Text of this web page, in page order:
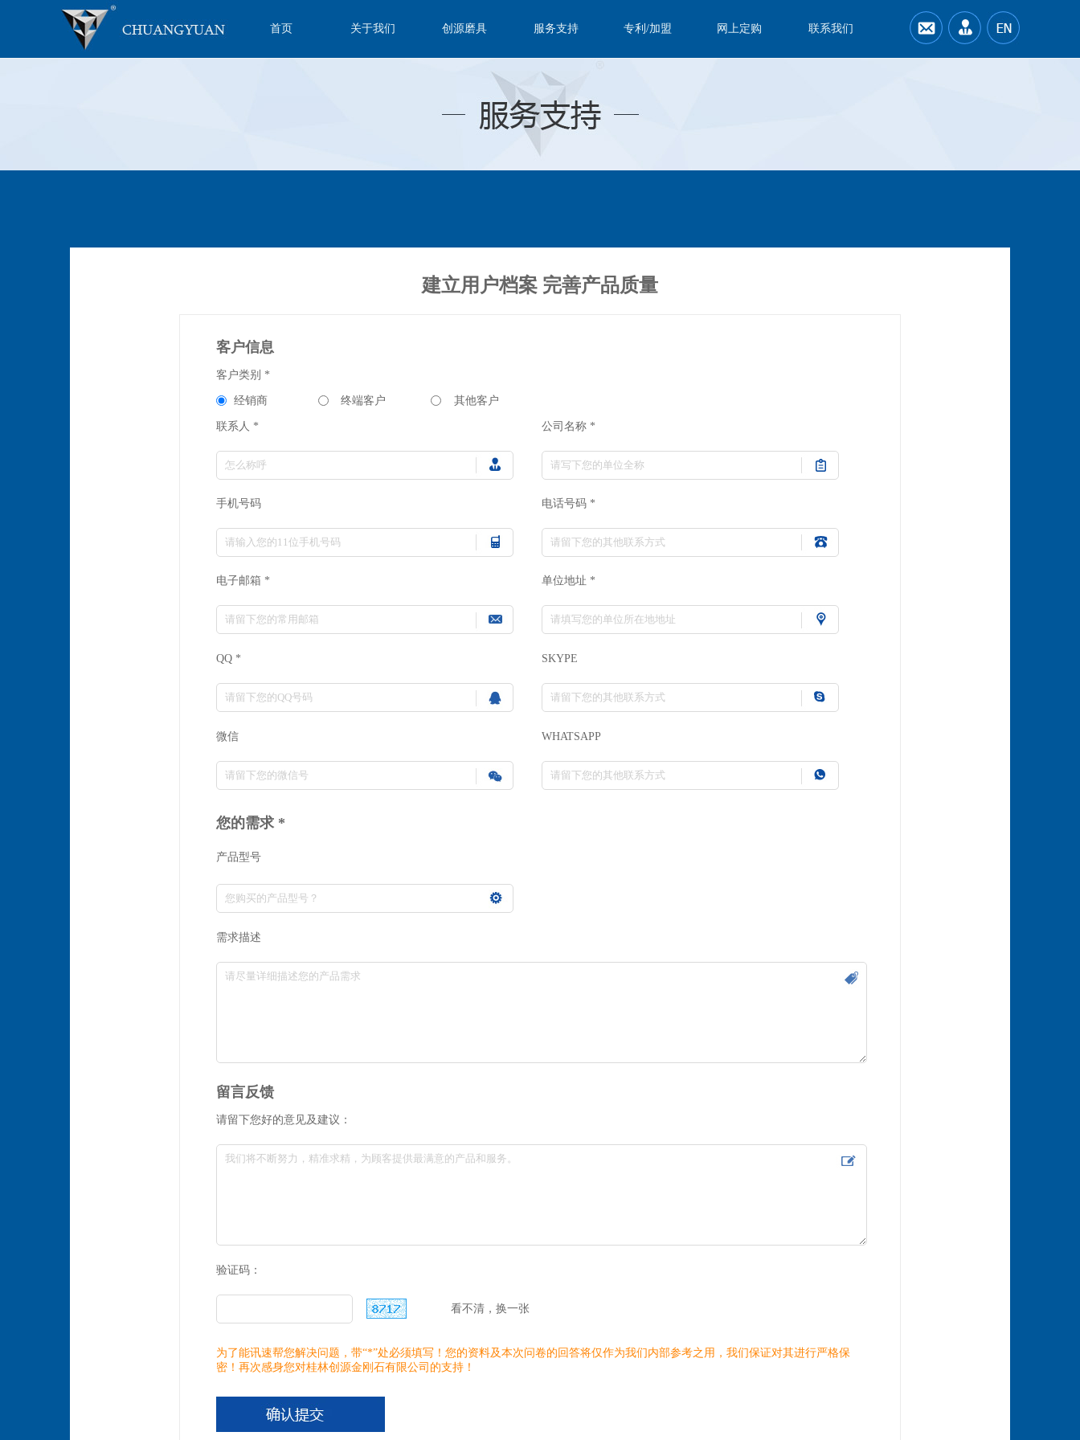
首页 关于我们 创源磨具 服务支持 专利/加盟 网上定购 联系我们
建立用户档案 完善产品质量
客户信息
客户类别 *
经销商 终端客户 其他客户
联系人 * 公司名称 *
手机号码 电话号码 *
电子邮箱 * 单位地址 *
QQ * SKYPE
微信 WHATSAPP
您的需求 *
产品型号
需求描述
留言反馈
请留下您好的意见及建议：
验证码：
看不清，换一张
为了能讯速帮您解决问题，带“*”处必须填写！您的资料及本次问卷的回答将仅作为我们内部参考之用，我们保证对其进行严格保
密！再次感身您对桂林创源金刚石有限公司的支持！